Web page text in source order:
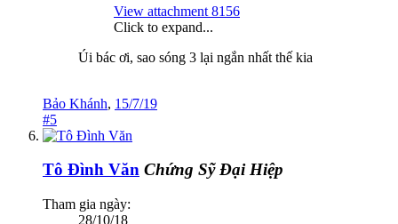
View attachment 8156
Click to expand...
Úi bác ơi, sao sóng 3 lại ngắn nhất thế kia
Bảo Khánh, 15/7/19
#5
Tô Đình Văn Chứng Sỹ Đại Hiệp
Tham gia ngày:
28/10/18